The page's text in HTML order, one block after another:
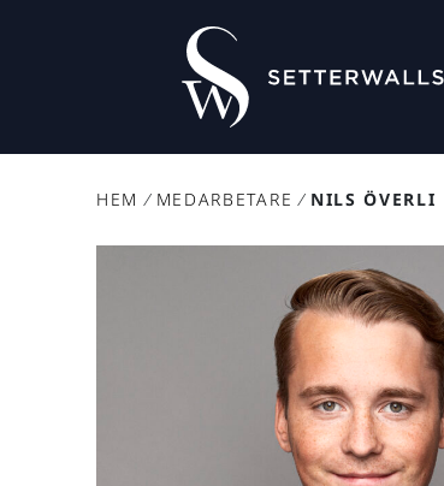
HEM / MEDARBETARE / NILS ÖVERLI